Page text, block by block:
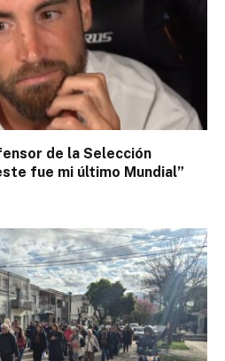
de la Selección
fue mi último Mundial”